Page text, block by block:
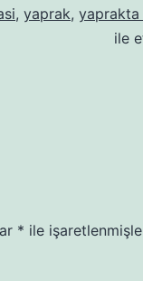
, yaprak, yaprakta
ile
* ile